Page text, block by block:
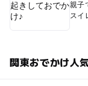
親子
スイ
関東おでかけ人